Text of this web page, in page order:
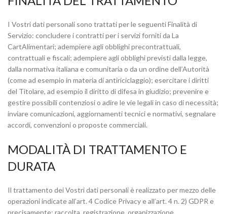
I Vostri dati personali sono trattati per le seguenti Finalità di
Servizio: concludere i contratti per i servizi forniti da La
CartAlimentari; adempiere agli obblighi precontrattuali,
contrattuali e fiscali; adempiere agli obblighi previsti dalla legge,
dalla normativa italiana e comunitaria o da un ordine dell’Autorità
(come ad esempio in materia di antiriciclaggio); esercitare i diritti
del Titolare, ad esempio il diritto di difesa in giudizio; prevenire e
gestire possibili contenziosi o adire le vie legali in caso di necessità;
inviare comunicazioni, aggiornamenti tecnici e normativi, segnalare
accordi, convenzioni o proposte commerciali.
MODALITÀ DI TRATTAMENTO E
DURATA
Il trattamento dei Vostri dati personali è realizzato per mezzo delle
operazioni indicate all’art. 4 Codice Privacy e all’art. 4 n. 2) GDPR e
precisamente: raccolta, registrazione, organizzazione,